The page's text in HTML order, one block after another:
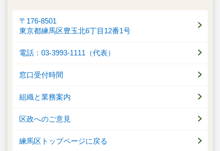
〒176-8501
東京都練馬区豊玉北6丁目12番1号
電話：03-3993-1111（代表）
窓口受付時間
組織と業務案内
区政へのご意見
練馬区トップページに戻る